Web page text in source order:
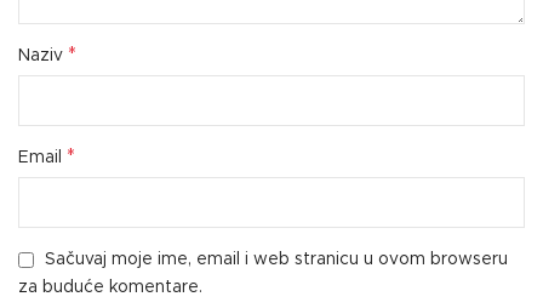
Naziv *
Email *
Sačuvaj moje ime, email i web stranicu u ovom browseru
za buduće komentare.